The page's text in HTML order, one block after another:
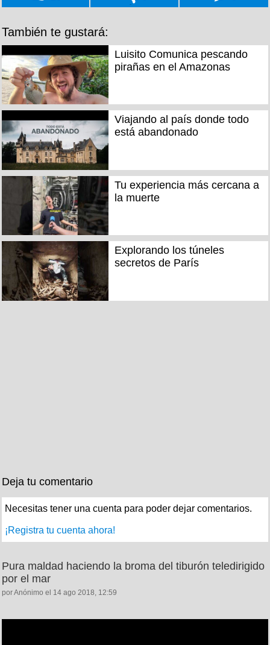
También te gustará:
Luisito Comunica pescando
pirañas en el Amazonas
Viajando al país donde todo
está abandonado
Tu experiencia más cercana a
la muerte
Explorando los túneles
secretos de París
Deja tu comentario
Necesitas tener una cuenta para poder dejar comentarios.
¡Registra tu cuenta ahora!
Pura maldad haciendo la broma del tiburón teledirigido
por el mar
por Anónimo el 14 ago 2018, 12:59